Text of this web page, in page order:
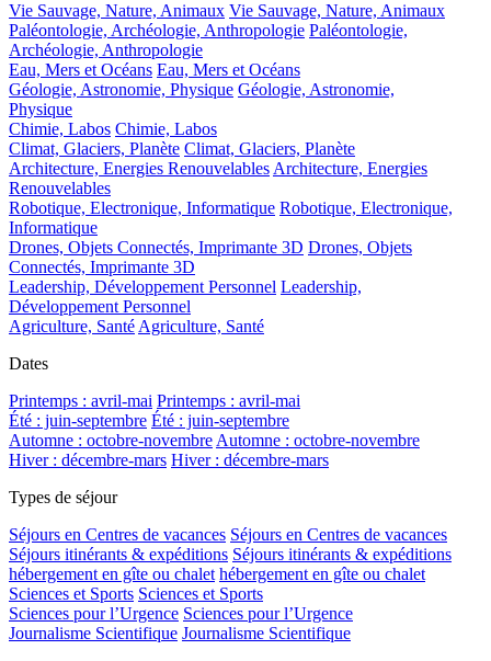
Vie Sauvage, Nature, Animaux Vie Sauvage, Nature, Animaux
Paléontologie, Archéologie, Anthropologie Paléontologie,
Archéologie, Anthropologie
Eau, Mers et Océans Eau, Mers et Océans
Géologie, Astronomie, Physique Géologie, Astronomie,
Physique
Chimie, Labos Chimie, Labos
Climat, Glaciers, Planète Climat, Glaciers, Planète
Architecture, Energies RenouvelablesArchitecture, Energies
Renouvelables
Robotique, Electronique, Informatique Robotique, Electronique,
Informatique
Drones, Objets Connectés, Imprimante 3D Drones, Objets
Connectés, Imprimante 3D
Leadership, Développement Personnel Leadership,
Développement Personnel
Agriculture, SantéAgriculture, Santé
Dates
Printemps : avril-mai Printemps : avril-mai
Été : juin-septembre Été : juin-septembre
Automne : octobre-novembreAutomne : octobre-novembre
Hiver : décembre-mars Hiver : décembre-mars
Types de séjour
Séjours en Centres de vacances Séjours en Centres de vacances
Séjours itinérants & expéditions Séjours itinérants & expéditions
hébergement en gîte ou chalet hébergement en gîte ou chalet
Sciences et Sports Sciences et Sports
Sciences pour l’Urgence Sciences pour l’Urgence
Journalisme Scientifique Journalisme Scientifique